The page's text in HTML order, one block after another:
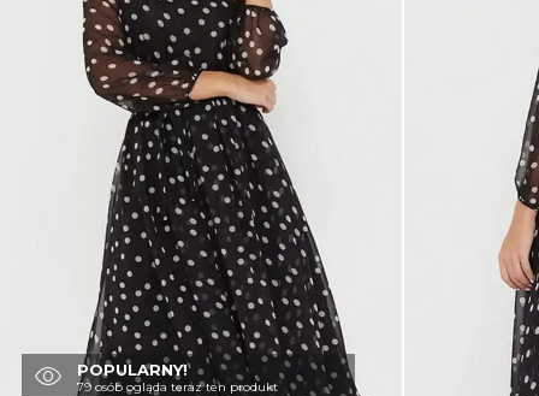
KOMBINEZONY
STROJE KĄPIELOWE
OBUWIE
POPULARNY!
79 osób ogląda teraz ten produkt